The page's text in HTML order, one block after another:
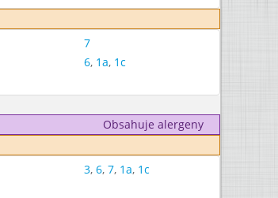
7
6, 1a, 1c
Obsahuje alergeny
3, 6, 7, 1a, 1c